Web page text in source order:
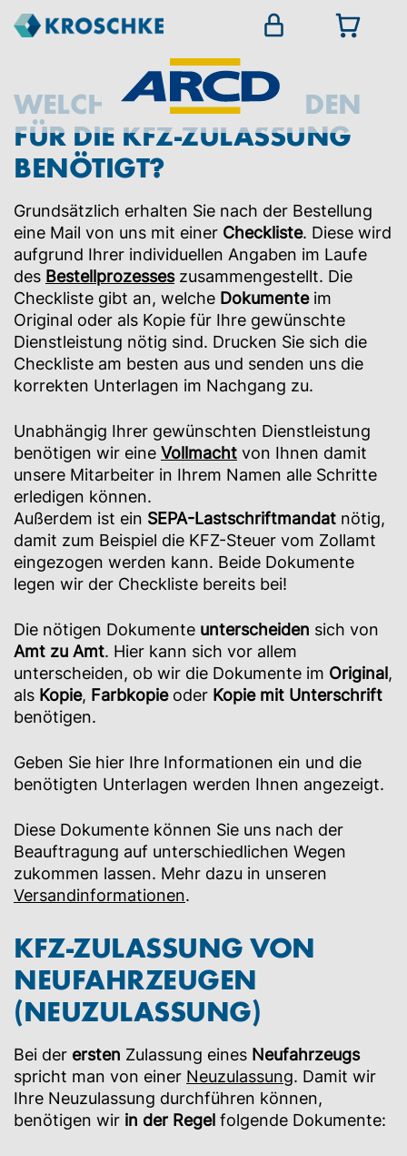
WELCHE PAPIERE WERDEN
FÜR DIE KFZ-ZULASSUNG
BENÖTIGT?
Grundsätzlich erhalten Sie nach der Bestellung
eine Mail von uns mit einer Checkliste. Diese wird
aufgrund Ihrer individuellen Angaben im Laufe
des Bestellprozesseszusammengestellt. Die
Checkliste gibt an, welche Dokumenteim
Original oder als Kopie für Ihre gewünschte
Dienstleistung nötig sind. Drucken Sie sich die
Checkliste am besten aus und senden uns die
korrekten Unterlagen im Nachgang zu.
Unabhängig Ihrer gewünschten Dienstleistung
benötigen wir eine Vollmacht von Ihnen damit
unsere Mitarbeiter in Ihrem Namen alle Schritte
erledigen können.
Außerdem ist ein SEPA-Lastschriftmandat nötig,
damit zum Beispiel die KFZ-Steuer vom Zollamt
eingezogen werden kann. Beide Dokumente
legen wir der Checkliste bereits bei!
Die nötigen Dokumente unterscheiden sich von
Amt zu Amt. Hier kann sich vor allem
unterscheiden, ob wir die Dokumente im Original,
als Kopie, Farbkopieoder Kopie mit Unterschrift
benötigen.
Geben Sie hier Ihre Informationen ein und die
benötigten Unterlagen werden Ihnen angezeigt.
Diese Dokumente können Sie uns nach der
Beauftragung auf unterschiedlichen Wegen
zukommen lassen. Mehr dazu in unseren
Versandinformationen.
KFZ-ZULASSUNG VON
NEUFAHRZEUGEN
(NEUZULASSUNG)
Bei der ersten Zulassung eines Neufahrzeugs
spricht man von einer Neuzulassung. Damit wir
Ihre Neuzulassung durchführen können,
benötigen wir in der Regel folgende Dokumente: